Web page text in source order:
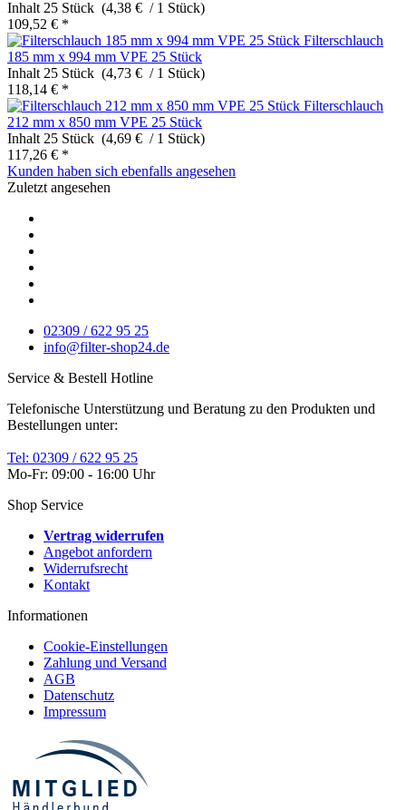
Inhalt 25 Stück (4,38 € / 1 Stück)
109,52 € *
Filterschlauch
185 mm x 994 mm VPE 25 Stück
Inhalt 25 Stück (4,73 € / 1 Stück)
118,14 € *
Filterschlauch
212 mm x 850 mm VPE 25 Stück
Inhalt 25 Stück (4,69 € / 1 Stück)
117,26 € *
Kunden haben sich ebenfalls angesehen
Zuletzt angesehen
02309 / 622 95 25
info@filter-shop24.de
Service & Bestell Hotline
Telefonische Unterstützung und Beratung zu den Produkten und
Bestellungen unter:
Tel: 02309 / 622 95 25
Mo-Fr: 09:00 - 16:00 Uhr
Shop Service
Vertrag widerrufen
Angebot anfordern
Widerrufsrecht
Kontakt
Informationen
Cookie-Einstellungen
Zahlung und Versand
AGB
Datenschutz
Impressum